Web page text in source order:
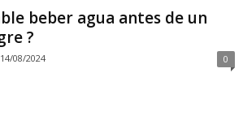
beber agua antes de un
?
14/08/2024 0